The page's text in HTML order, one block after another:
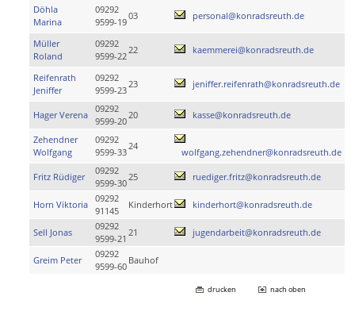
Döhla
Marina
09292
9599-19
03 personal@konradsreuth.de
Müller
Roland
09292
9599-22
22 kaemmerei@konradsreuth.de
Reifenrath
Jeniffer
09292
9599-23
23 jeniffer.reifenrath@konradsreuth.de
Hager Verena
09292
9599-20
20 kasse@konradsreuth.de
Zehendner
Wolfgang
09292
9599-33
24
wolfgang.zehendner@konradsreuth.de
Fritz Rüdiger
09292
9599-30
25 ruediger.fritz@konradsreuth.de
Horn Viktoria
09292
91145
Kinderhort kinderhort@konradsreuth.de
Sell Jonas
09292
9599-21
21 jugendarbeit@konradsreuth.de
Greim Peter
09292
9599-60
Bauhof
drucken nach oben